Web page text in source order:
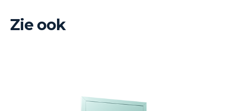
Zie ook